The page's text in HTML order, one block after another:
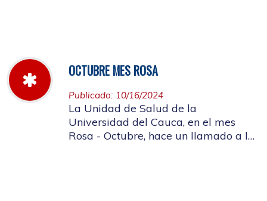
OCTUBRE MES ROSA
Publicado: 10/16/2024
La Unidad de Salud de la
Universidad del Cauca, en el mes
Rosa - Octubre, hace un llamado a la